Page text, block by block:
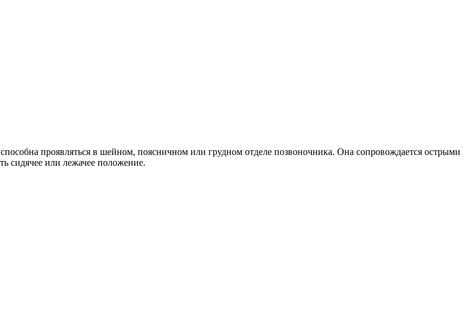
проявляться в шейном, поясничном или грудном отделе позвоночника. Она сопровождается острыми
сидячее или лежачее положение.